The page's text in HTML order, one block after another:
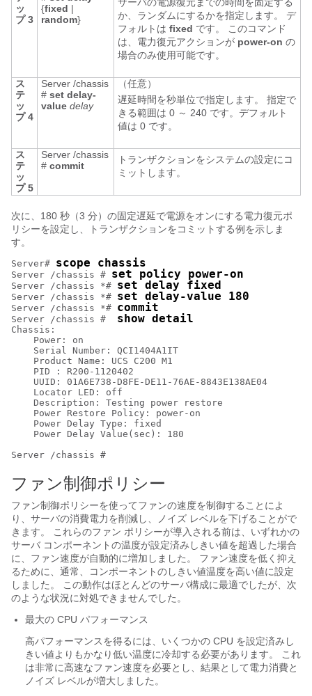
ッ
プ 3
{fixed |
random}
か、ランダムにするかを指定します。 デ
フォルトは fixed です。 このコマンド
は、電力復元アクションが power-on の
場合のみ使用可能です。
ス
テ
ッ
プ 4
Server /chassis
# set delay-
value delay
（任意）
遅延時間を秒単位で指定します。 指定で
きる範囲は 0 ～ 240 です。デフォルト
値は 0 です。
ス
テ
ッ
プ 5
Server /chassis
# commit
トランザクションをシステムの設定にコ
ミットします。
次に、180 秒（3 分）の固定遅延で電源をオンにする電力復元ポ
リシーを設定し、トランザクションをコミットする例を示しま
す。
Server# scope chassis
Server /chassis # set policy power-on
Server /chassis *# set delay fixed
Server /chassis *# set delay-value 180
Server /chassis *# commit
Server /chassis # show detail
Chassis:
    Power: on
    Serial Number: QCI1404A1IT
    Product Name: UCS C200 M1
    PID : R200-1120402
    UUID: 01A6E738-D8FE-DE11-76AE-8843E138AE04
    Locator LED: off
    Description: Testing power restore
    Power Restore Policy: power-on
    Power Delay Type: fixed
    Power Delay Value(sec): 180
ファン制御ポリシー
ファン制御ポリシーを使ってファンの速度を制御することによ
り、サーバの消費電力を削減し、ノイズ レベルを下げることがで
きます。 これらのファン ポリシーが導入される前は、いずれかの
サーバ コンポーネントの温度が設定済みしきい値を超過した場合
に、ファン速度が自動的に増加しました。 ファン速度を低く抑え
るために、通常、コンポーネントのしきい値温度を高い値に設定
しました。 この動作はほとんどのサーバ構成に最適でしたが、次
のような状況に対処できませんでした。
最大の CPU パフォーマンス
高パフォーマンスを得るには、いくつかの CPU を設定済みし
きい値よりもかなり低い温度に冷却する必要があります。 これ
は非常に高速なファン速度を必要とし、結果として電力消費と
ノイズ レベルが増大しました。